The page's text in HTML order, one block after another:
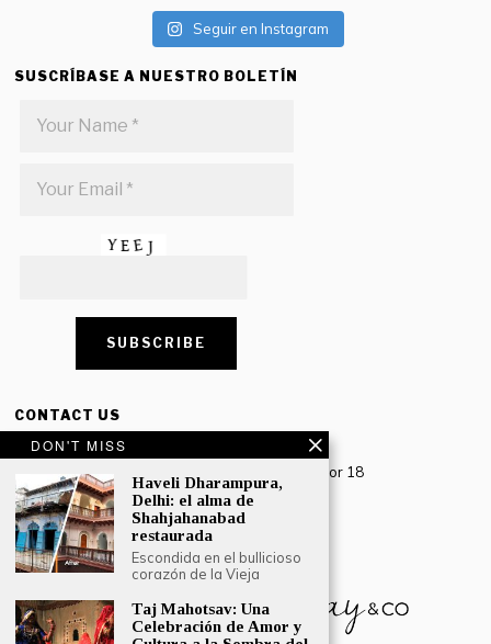
Seguir en Instagram
SUSCRÍBASE A NUESTRO BOLETÍN
CONTACT US
Creative Travel Pvt. Ltd.
Creative Plaza, 283 Udyog Vihar Phase 2, Sector 18
Gurugram, Haryana – 122016, India
Tel: +91-124 4567777
Email:engage@southasiatraveljournal.com
DON'T MISS
Haveli Dharampura,
Delhi: el alma de
Shahjahanabad
restaurada
Escondida en el bullicioso
corazón de la Vieja
Taj Mahotsav: Una
Celebración de Amor y